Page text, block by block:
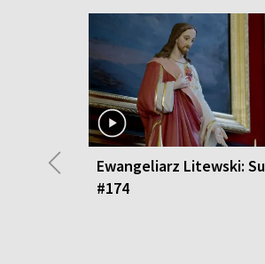
Ewangeliarz Litewski:
#174
◀